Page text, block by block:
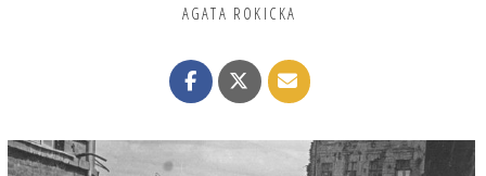
AGATA ROKICKA